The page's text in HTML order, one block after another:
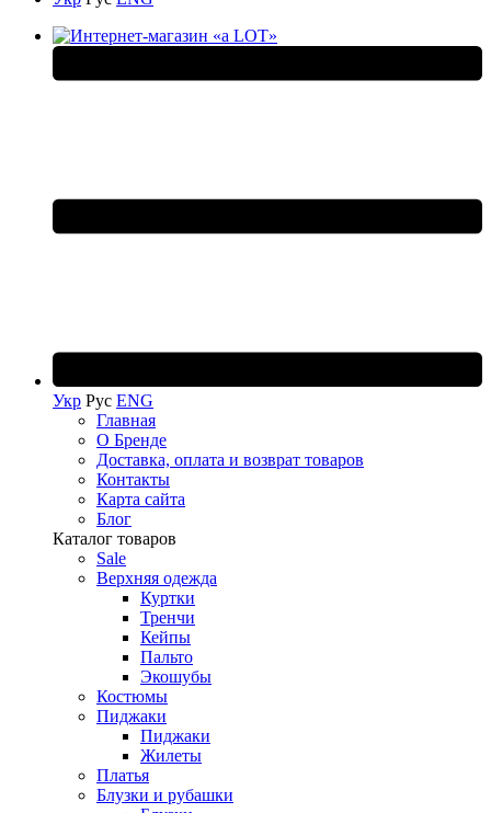
Укр Рус ENG
Главная
О Бренде
Доставка, оплата и возврат товаров
Контакты
Карта сайта
Блог
Каталог товаров
Sale
Верхняя одежда
Куртки
Тренчи
Кейпы
Пальто
Экошубы
Костюмы
Пиджаки
Пиджаки
Жилеты
Платья
Блузки и рубашки